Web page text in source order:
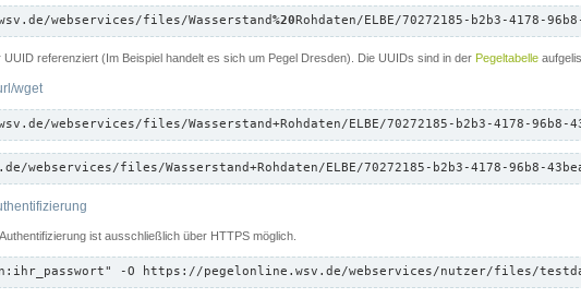
webservices/files/Wasserstand%20Rohdaten/ELBE/70272185-b2b3-4178-
referenziert (Im Beispiel handelt es sich um Pegel Dresden). Die UUIDs sind in der Pegeltabelle
wget
webservices/files/Wasserstand+Rohdaten/ELBE/70272185-b2b3-4178-96b8-
files/Wasserstand+Rohdaten/ELBE/70272185-b2b3-4178-96b8-
ist ausschließlich über HTTPS möglich.
-O https://pegelonline.wsv.de/webservices/nutzer/files/